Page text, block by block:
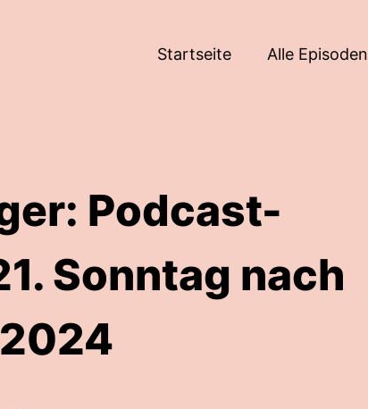
Startseite Alle Episoden
Podcast-
Sonntag nach